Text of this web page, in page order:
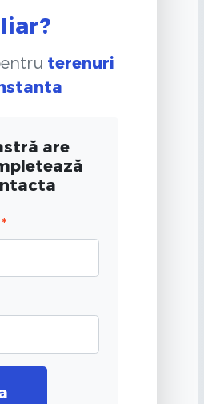
terenuri
are
*